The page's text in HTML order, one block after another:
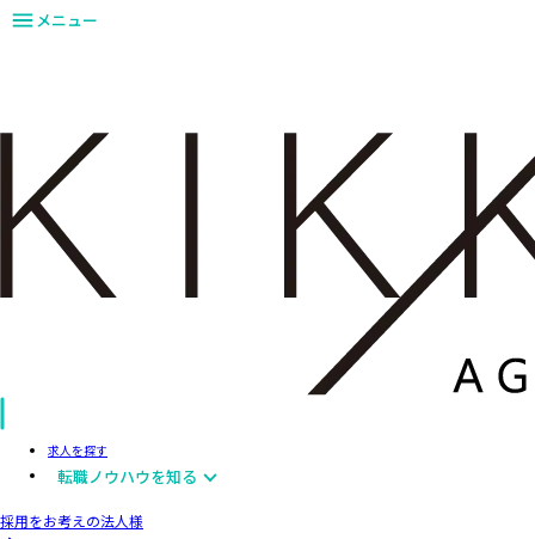
メニュー
求人を探す
転職ノウハウを知る
採用をお考えの法人様